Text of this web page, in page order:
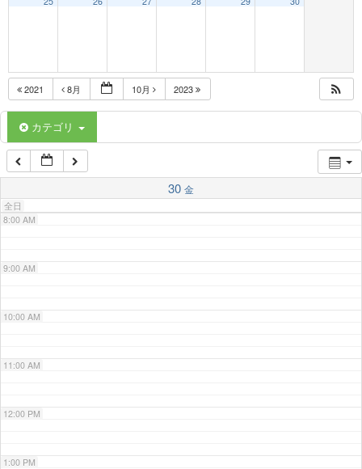
2021 8月 10月 2023
カテゴリ
30 金
全日
5:00 AM
6:00 AM
7:00 AM
8:00 AM
9:00 AM
10:00 AM
11:00 AM
12:00 PM
1:00 PM